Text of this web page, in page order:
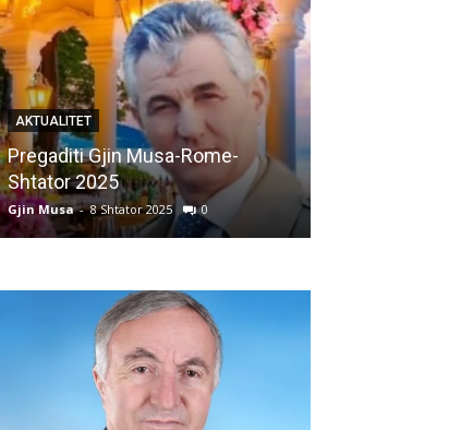
AKTUALITET
Pregaditi Gjin Musa-Rome-
Shtator 2025
Gjin Musa - 8 Shtator 2025 0